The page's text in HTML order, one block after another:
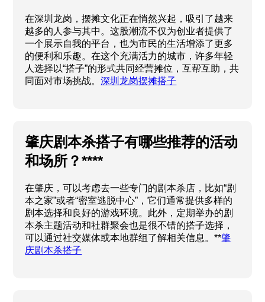
在深圳龙岗，摆摊文化正在悄然兴起，吸引了越来
越多的人参与其中。这股潮流不仅为创业者提供了
一个展示自我的平台，也为市民的生活增添了更多
的便利和乐趣。在这个充满活力的城市，许多年轻
人选择以“搭子”的形式共同经营摊位，互帮互助，共
同面对市场挑战。深圳龙岗摆摊搭子
肇庆剧本杀搭子有哪些推荐的活动
和场所？****
在肇庆，可以考虑去一些专门的剧本杀店，比如“剧
本之家”或者“密室逃脱中心”，它们通常提供多样的
剧本选择和良好的游戏环境。此外，定期举办的剧
本杀主题活动和社群聚会也是很不错的搭子选择，
可以通过社交媒体或本地群组了解相关信息。**肇
庆剧本杀搭子